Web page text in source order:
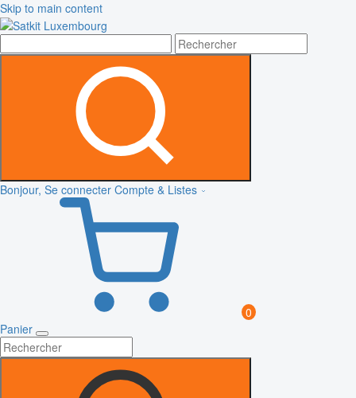
Skip to main content
Bonjour, Se connecter Compte & Listes
0
Panier